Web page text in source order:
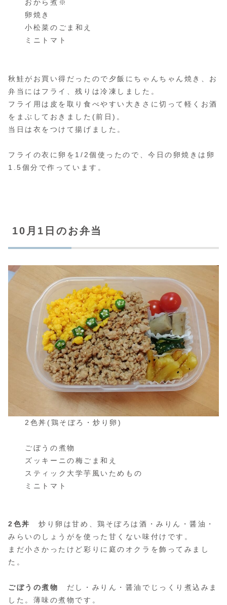
おから煮※
卵焼き
小松菜のごま和え
ミニトマト
秋鮭がお買い得だったので夕飯にちゃんちゃん焼き、お
弁当にはフライ、残りは冷凍しました。
フライ用は皮を取り食べやすい大きさに切って軽くお酒
をまぶしておきました(前日)。
当日は衣をつけて揚げました。
フライの衣に卵を1/2個使ったので、今日の卵焼きは卵
1.5個分で作っています。
10月1日のお弁当
2色丼(鶏そぼろ・炒り卵)
ごぼうの煮物
ズッキーニの梅ごま和え
スティック大学芋風いためもの
ミニトマト
2色丼
炒り卵は甘め、鶏そぼろは酒・みりん・醤油・
みらいのしょうがを使った甘くない味付けです。
まだ小さかったけど彩りに庭のオクラを飾ってみまし
た。
ごぼうの煮物
だし・みりん・醤油でじっくり煮込みま
した。薄味の煮物です。